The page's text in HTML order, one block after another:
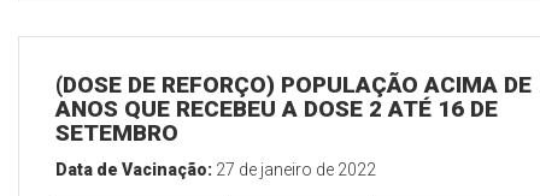
(DOSE DE REFORÇO) POPULAÇÃO ACIMA DE
ANOS QUE RECEBEU A DOSE 2 ATÉ 16 DE
SETEMBRO
Data de Vacinação: 27 de janeiro de 2022